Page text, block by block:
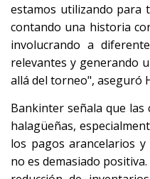
estamos utilizando para
contando una historia
involucrando a
relevantes y generando
allá del torneo", aseguró
Bankinter señala que
halagüeñas,
los pagos arancelarios
no es demasiado